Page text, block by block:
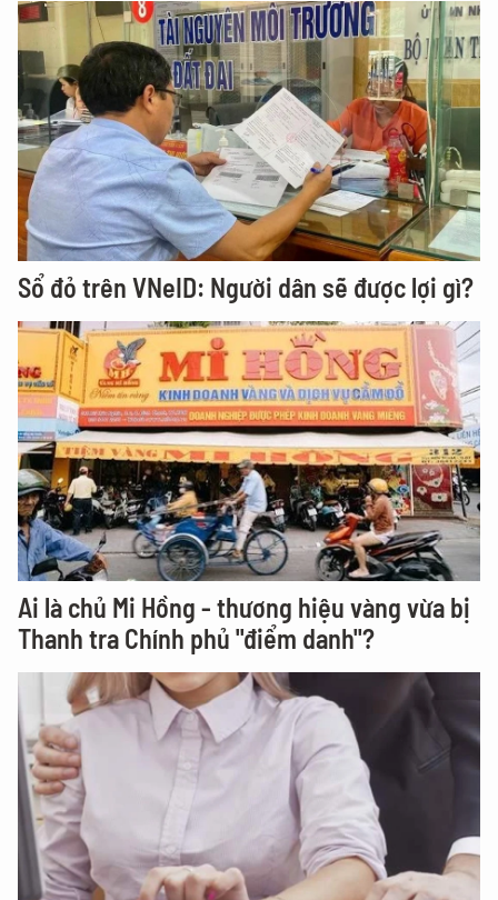
Sổ đỏ trên VNeID: Người dân sẽ được lợi gì?
Ai là chủ Mi Hồng - thương hiệu vàng vừa bị
Thanh tra Chính phủ "điểm danh"?